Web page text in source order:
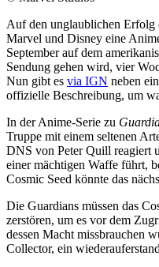
Auf den unglaublichen Erfolg
Marvel und Disney eine
September auf dem
Sendung gehen wird, vier
Nun gibt es via IGN neben
offizielle Beschreibung, um
In der Anime-Serie zu
Truppe mit einem seltenen
DNS von Peter Quill reagiert
einer mächtigen Waffe führt,
Cosmic Seed könnte das
Die Guardians müssen das
zerstören, um es vor dem
dessen Macht missbrauchen
Collector, ein